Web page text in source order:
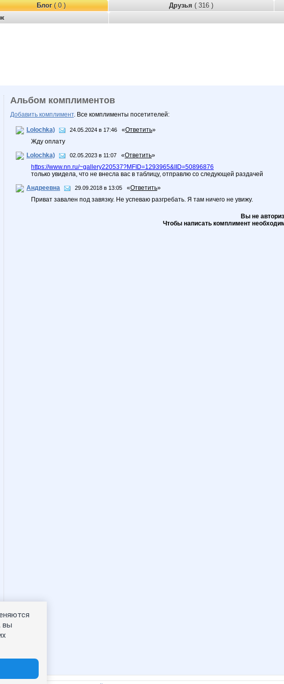
Блог( 0 ) Друзья ( 316 )
Альбом комплиментов
Добавить комплимент. Все комплименты посетителей:
Lolochka) 24.05.2024 в 17:46 «Ответить»
Жду оплату
Lolochka)
02.05.2023 в 11:07 «Ответить»
https://www.nn.ru/~gallery220537?MFID=1293965&IID=50896876
только увидела, что не внесла вас в таблицу, отправлю со следующей раздачей
Андреевна
29.09.2018 в 13:05 «Ответить»
Приват завален под завязку. Не успеваю разгребать. Я там ничего не увижу.
Вы не
Чтобы написать комплимент
вы